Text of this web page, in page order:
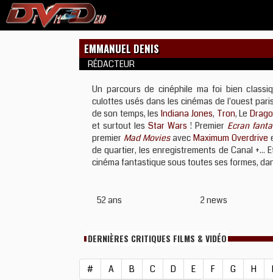
EMMANUEL DENIS
RÉDACTEUR
Un parcours de cinéphile ma foi bien
culottes usés dans les cinémas de l'ouest
de son temps, les Indiana Jones, Tron, Le
et surtout les Star Wars ! Premier Ecran
premier Mad Moviesavec Maximum Overdrive
de quartier, les enregistrements de Canal +...
cinéma fantastique sous toutes ses formes,
52 ans 2 news
DERNIÈRES CRITIQUES FILMS & VIDÉO
# A B C D E F G H
I